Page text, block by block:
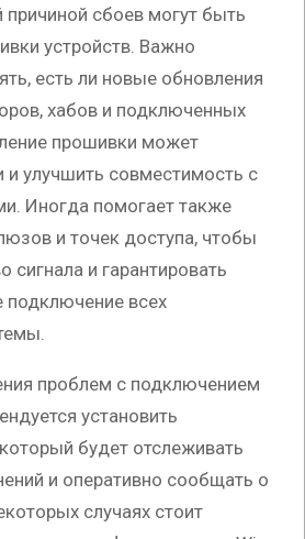
сбоев могут быть
устройств. Важно
есть ли новые обновления
хабов и подключенных
прошивки может
и улучшить совместимость с
Иногда помогает также
и точек доступа, чтобы
сигнала и гарантировать
подключение всех
проблем с подключением
установить
будет отслеживать
и оперативно сообщать о
случаях стоит